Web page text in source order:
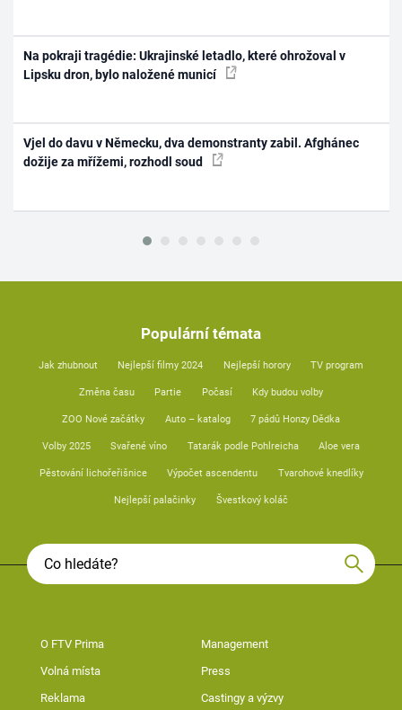
Na pokraji tragédie: Ukrajinské letadlo, které ohrožoval v
Lipsku dron, bylo naložené municí
Vjel do davu v Německu, dva demonstranty zabil. Afghánec
dožije za mřížemi, rozhodl soud
Populární témata
Jak zhubnout Nejlepší filmy 2024 Nejlepší horory TV program
Změna času Partie Počasí Kdy budou volby
ZOO Nové začátky Auto – katalog 7 pádů Honzy Dědka
Volby 2025 Svařené víno Tatarák podle Pohlreicha Aloe vera
Pěstování lichořeřišnice Výpočet ascendentu Tvarohové knedlíky
Nejlepší palačinky Švestkový koláč
O FTV Prima Management
Volná místa Press
Reklama Castingy a výzvy